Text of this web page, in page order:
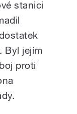
stanici
Byl jejím
proti